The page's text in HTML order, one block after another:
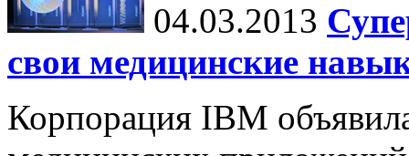
04.03.2013
свои медицинские
Корпорация IBM